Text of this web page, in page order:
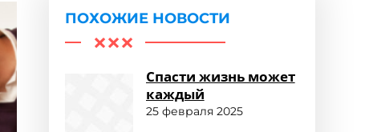
ПОХОЖИЕ НОВОСТИ
Спасти жизнь может
каждый
25 февраля 2025